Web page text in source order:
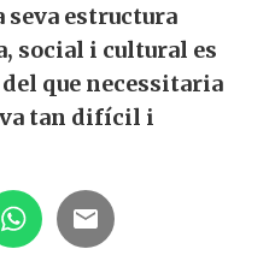
seva estructura
social i cultural es
que necessitaria
tan difícil i